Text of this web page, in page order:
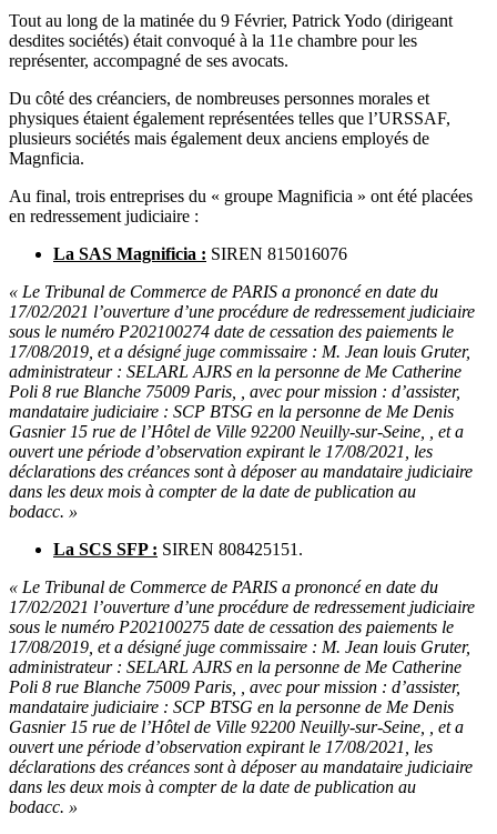
Tout au long de la matinée du 9 Février, Patrick Yodo (dirigeant
desdites sociétés) était convoqué à la 11e chambre pour les
représenter, accompagné de ses avocats.
Du côté des créanciers, de nombreuses personnes morales et
physiques étaient également représentées telles que l’URSSAF,
plusieurs sociétés mais également deux anciens employés de
Magnficia.
Au final, trois entreprises du « groupe Magnificia » ont été placées
en redressement judiciaire :
La SAS Magnificia : SIREN 815016076
« Le Tribunal de Commerce de PARIS a prononcé en date du
17/02/2021 l’ouverture d’une procédure de redressement judiciaire
sous le numéro P202100274 date de cessation des paiements le
17/08/2019, et a désigné juge commissaire : M. Jean louis Gruter,
administrateur : SELARL AJRS en la personne de Me Catherine
Poli 8 rue Blanche 75009 Paris, , avec pour mission : d’assister,
mandataire judiciaire : SCP BTSG en la personne de Me Denis
Gasnier 15 rue de l’Hôtel de Ville 92200 Neuilly-sur-Seine, , et a
ouvert une période d’observation expirant le 17/08/2021, les
déclarations des créances sont à déposer au mandataire judiciaire
dans les deux mois à compter de la date de publication au
bodacc. »
La SCS SFP : SIREN 808425151.
« Le Tribunal de Commerce de PARIS a prononcé en date du
17/02/2021 l’ouverture d’une procédure de redressement judiciaire
sous le numéro P202100275 date de cessation des paiements le
17/08/2019, et a désigné juge commissaire : M. Jean louis Gruter,
administrateur : SELARL AJRS en la personne de Me Catherine
Poli 8 rue Blanche 75009 Paris, , avec pour mission : d’assister,
mandataire judiciaire : SCP BTSG en la personne de Me Denis
Gasnier 15 rue de l’Hôtel de Ville 92200 Neuilly-sur-Seine, , et a
ouvert une période d’observation expirant le 17/08/2021, les
déclarations des créances sont à déposer au mandataire judiciaire
dans les deux mois à compter de la date de publication au
bodacc. »